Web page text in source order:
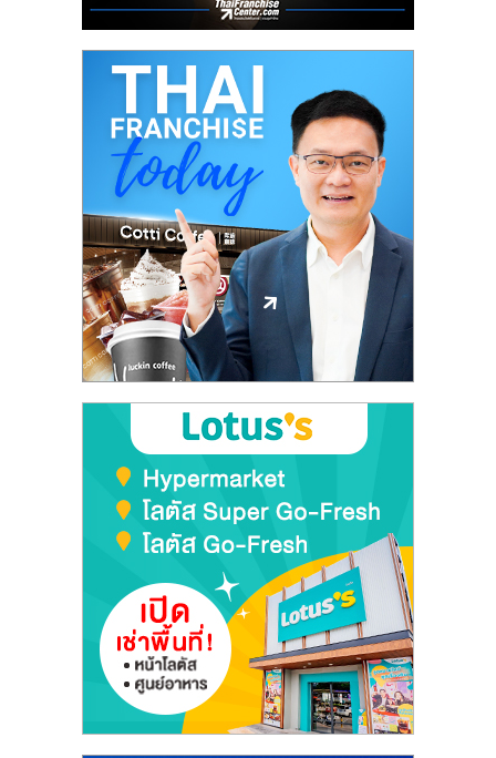
ปรึกษา
การ
ลงทุน
และ
ขยาย
ไชส์,